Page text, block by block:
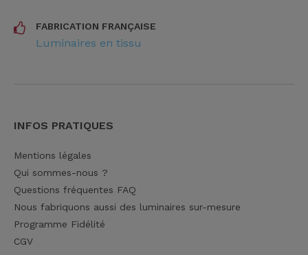
FABRICATION FRANÇAISE
Luminaires en tissu
INFOS PRATIQUES
Mentions légales
Qui sommes-nous ?
Questions fréquentes FAQ
Nous fabriquons aussi des luminaires sur-mesure
Programme Fidélité
CGV